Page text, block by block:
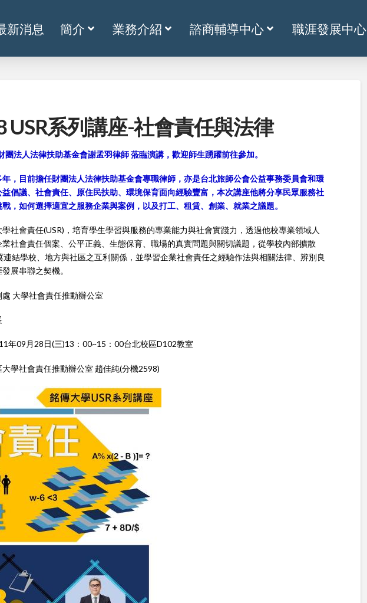
新消息 簡介 業務介紹 諮商輔導中心 職涯發展中心
USR系列講座-社會責任與法律
團法人法律扶助基金會謝孟羽律師 蒞臨演講，歡迎師生踴躍前往參加。
，目前擔任財團法人法律扶助基金會專職律師，亦是台北旅師公會公益事務委員會和環
倡議、社會責任、原住民扶助、環境保育面向經驗豐富，本次講座他將分享民眾服務社
，如何選擇適宜之服務企業與案例，以及打工、租賃、創業、就業之議題。
社會責任(USR)，培育學生學習與服務的專業能力與社會實踐力，透過他校專業領域人
社會責任個案、公平正義、生態保育、職場的真實問題與關切議題，從學校內部擴散
連結學校、地方與社區之互利關係，並學習企業社會責任之經驗作法與相關法律、辨別良
展串聯之契機。
大學社會責任推動辦公室
年09月28日(三)13：00~15：00台北校區D102教室
學社會責任推動辦公室 趙佳純(分機2598)